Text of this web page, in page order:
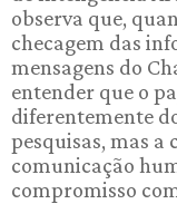
observa que,
checagem das
mensagens do
entender que o
diferentemente
pesquisas, mas a
comunicação
compromisso